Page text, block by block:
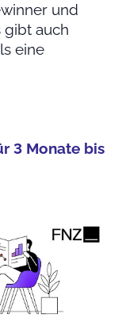
und
gibt auch
eine
3 Monate bis